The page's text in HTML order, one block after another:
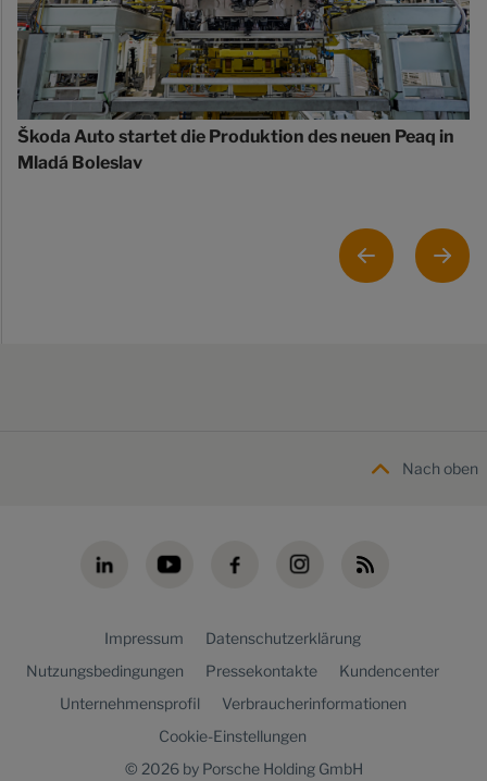
Škoda Auto startet die Produktion des neuen Peaq in
Mladá Boleslav
Nach oben
Impressum
Datenschutzerklärung
Nutzungsbedingungen
Pressekontakte
Kundencenter
Unternehmensprofil
Verbraucherinformationen
Cookie-Einstellungen
© 2026 by Porsche Holding GmbH